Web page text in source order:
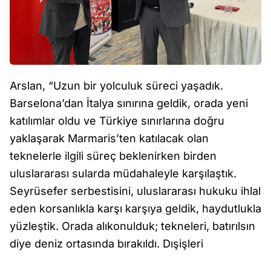
Arslan, “Uzun bir yolculuk süreci yaşadık.
Barselona’dan İtalya sınırına geldik, orada yeni
katılımlar oldu ve Türkiye sınırlarına doğru
yaklaşarak Marmaris’ten katılacak olan
teknelerle ilgili süreç beklenirken birden
uluslararası sularda müdahaleyle karşılaştık.
Seyrüsefer serbestisini, uluslararası hukuku ihlal
eden korsanlıkla karşı karşıya geldik, haydutlukla
yüzleştik. Orada alıkonulduk; tekneleri, batırılsın
diye deniz ortasında bırakıldı. Dışişleri